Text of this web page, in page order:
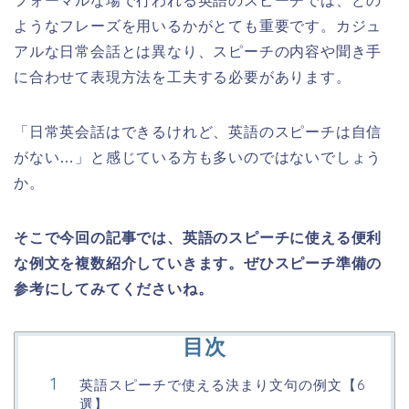
ようなフレーズを用いるかがとても重要です。カジュ
アルな日常会話とは異なり、スピーチの内容や聞き手
に合わせて表現方法を工夫する必要があります。
「日常英会話はできるけれど、英語のスピーチは自信
がない…」と感じている方も多いのではないでしょう
か。
そこで今回の記事では、英語のスピーチに使える便利
な例文を複数紹介していきます。ぜひスピーチ準備の
参考にしてみてくださいね。
目次
英語スピーチで使える決まり文句の例文【6
選】